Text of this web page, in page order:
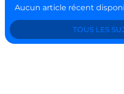
Aucun article récent
TOUS LES